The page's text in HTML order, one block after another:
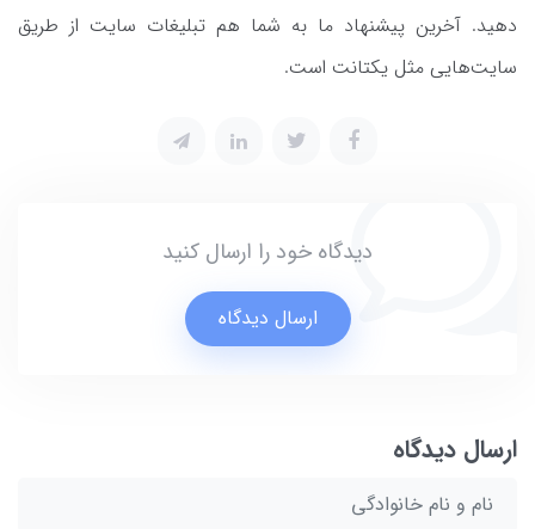
دهید. آخرین پیشنهاد ما به شما هم تبلیغات سایت از طریق
سایت‌هایی مثل یکتانت است.
دیدگاه خود را ارسال کنید
ارسال دیدگاه
ارسال دیدگاه